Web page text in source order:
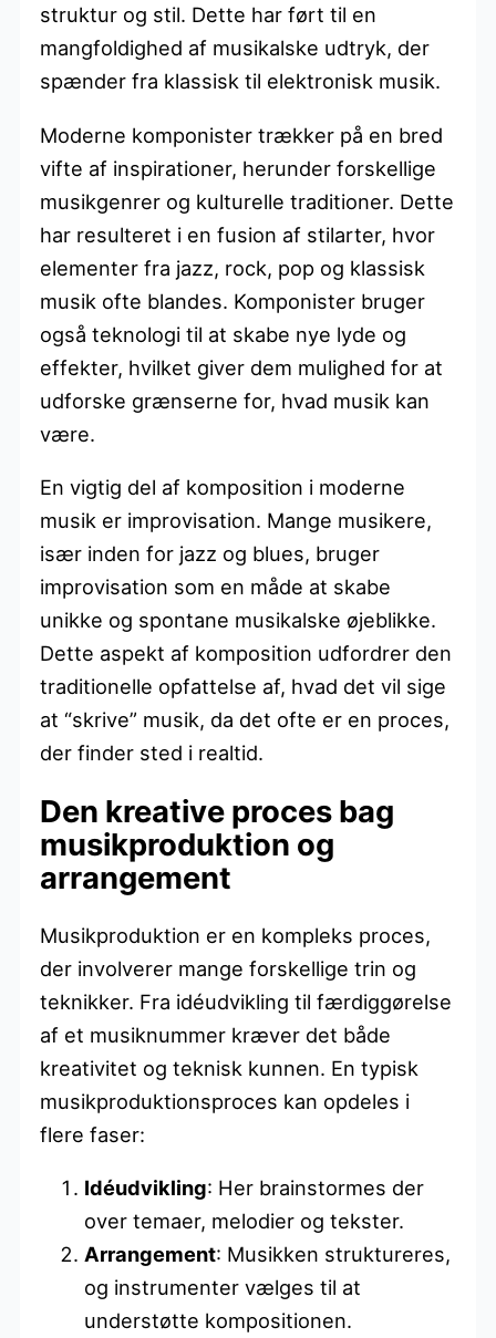
struktur og stil. Dette har ført til en
mangfoldighed af musikalske udtryk, der
spænder fra klassisk til elektronisk musik.
Moderne komponister trækker på en bred
vifte af inspirationer, herunder forskellige
musikgenrer og kulturelle traditioner. Dette
har resulteret i en fusion af stilarter, hvor
elementer fra jazz, rock, pop og klassisk
musik ofte blandes. Komponister bruger
også teknologi til at skabe nye lyde og
effekter, hvilket giver dem mulighed for at
udforske grænserne for, hvad musik kan
være.
En vigtig del af komposition i moderne
musik er improvisation. Mange musikere,
især inden for jazz og blues, bruger
improvisation som en måde at skabe
unikke og spontane musikalske øjeblikke.
Dette aspekt af komposition udfordrer den
traditionelle opfattelse af, hvad det vil sige
at “skrive” musik, da det ofte er en proces,
der finder sted i realtid.
Den kreative proces bag
musikproduktion og
arrangement
Musikproduktion er en kompleks proces,
der involverer mange forskellige trin og
teknikker. Fra idéudvikling til færdiggørelse
af et musiknummer kræver det både
kreativitet og teknisk kunnen. En typisk
musikproduktionsproces kan opdeles i
flere faser:
Idéudvikling: Her brainstormes der
over temaer, melodier og tekster.
Arrangement: Musikken struktureres,
og instrumenter vælges til at
understøtte kompositionen.